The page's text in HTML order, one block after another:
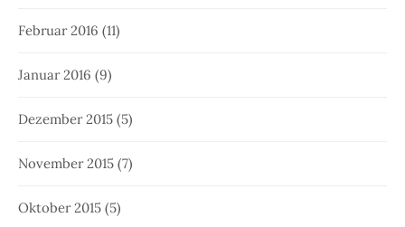
Februar 2016 (11)
Januar 2016 (9)
Dezember 2015 (5)
November 2015 (7)
Oktober 2015 (5)